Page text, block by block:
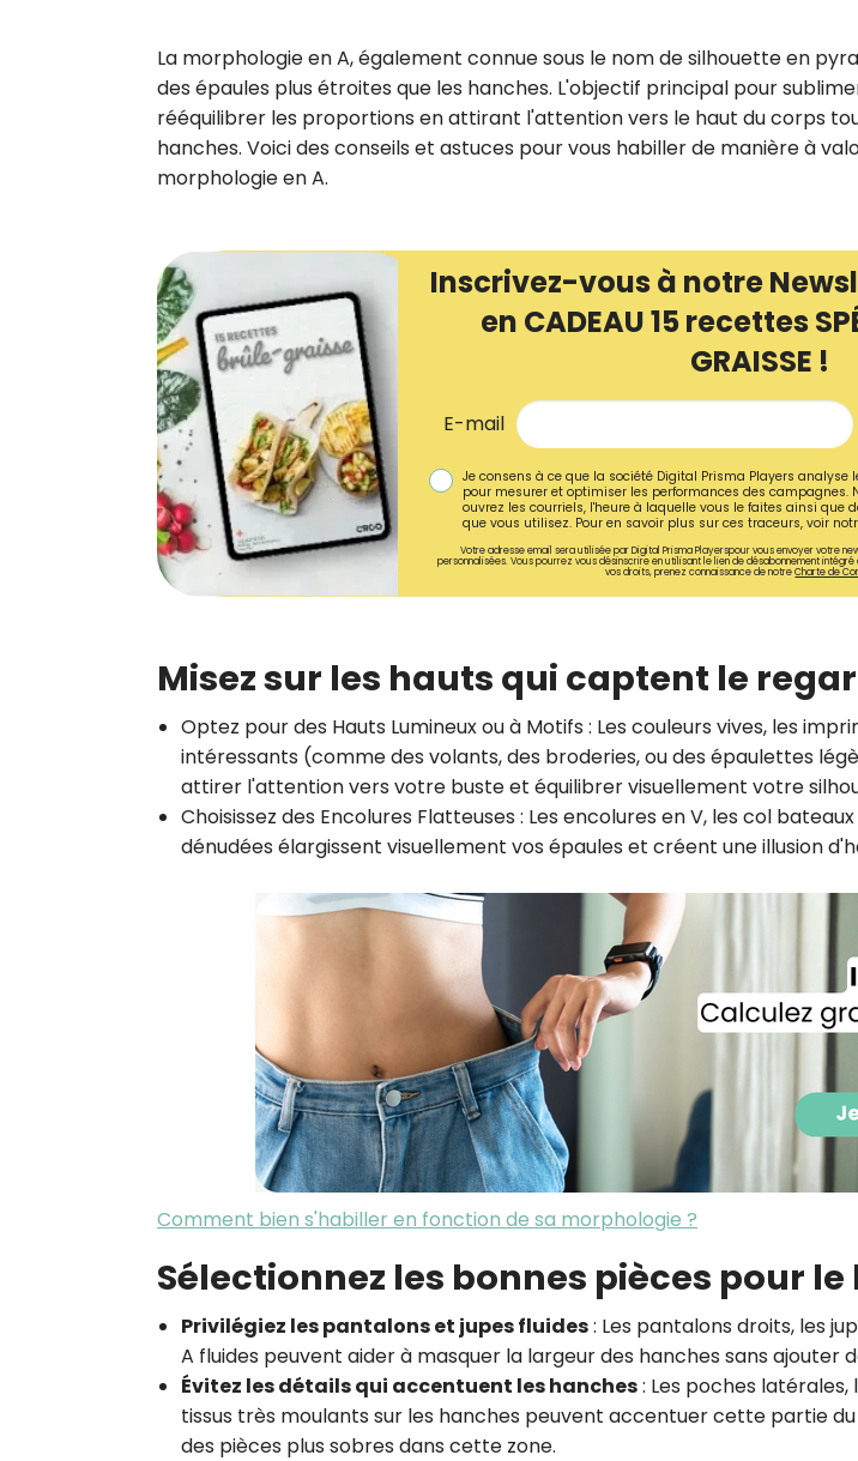
La morphologie en A, également connue sous le nom de silhouette en
des épaules plus étroites que les hanches. L'objectif principal pour
rééquilibrer les proportions en attirant l'attention vers le haut du corps
hanches. Voici des conseils et astuces pour vous habiller de manière à
morphologie en A.
Inscrivez-vous à notre
en CADEAU 15 recettes
GRAISSE !
E-mail
Je consens à ce que la société Digital Prisma Players analyse
pour mesurer et optimiser les performances des campagnes.
ouvrez les courriels, l'heure à laquelle vous le faites ainsi que
que vous utilisez. Pour en savoir plus sur ces traceurs, voir
Votre adresse email sera utilisée par Digital Prisma Playerspour vous envoyer votre
personnalisées. Vous pourrez vous désinscrire en utilisant le lien de désabonnement
vos droits, prenez connaissance de notreCharte de
Misez sur les hauts qui captent le
Optez pour des Hauts Lumineux ou à Motifs : Les couleurs vives, les
intéressants (comme des volants, des broderies, ou des épaulettes
attirer l'attention vers votre buste et équilibrer visuellement votre
Choisissez des Encolures Flatteuses : Les encolures en V, les col
dénudées élargissent visuellement vos épaules et créent une illusion
Comment bien s'habiller en fonction de sa morphologie ?
Sélectionnez les bonnes pièces pour le
Privilégiez les pantalons et jupes fluides: Les pantalons droits, les
A fluides peuvent aider à masquer la largeur des hanches sans ajouter
Évitez les détails qui accentuent les hanches: Les poches
tissus très moulants sur les hanches peuvent accentuer cette partie
des pièces plus sobres dans cette zone.
!
Ainsi que
CROQ.
Je
des
des
utilisez.
voir
Je
personnalisées.
désabonnement